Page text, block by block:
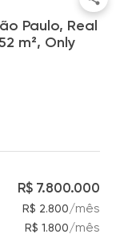
Paulo, Real
m², Only
R$ 7.800.000
R$ 2.800/mês
R$ 1.800/mês